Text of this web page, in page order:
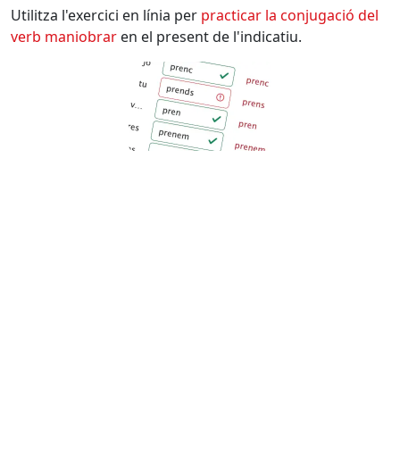
Utilitza l'exercici en línia per practicar la conjugació del
verb maniobrar en el present de l'indicatiu.